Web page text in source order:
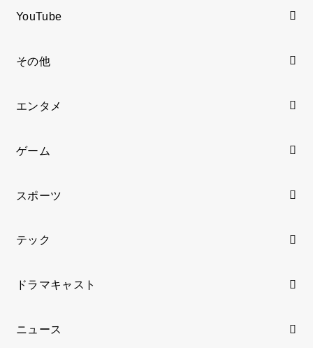
YouTube
その他
エンタメ
ゲーム
スポーツ
テック
ドラマキャスト
ニュース